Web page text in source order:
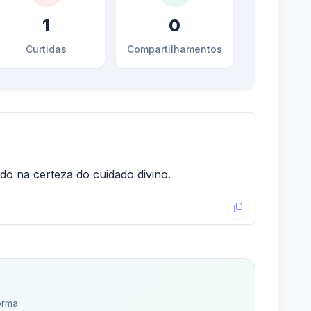
1
Curtidas
0
Compartilhamentos
na certeza do cuidado divino.